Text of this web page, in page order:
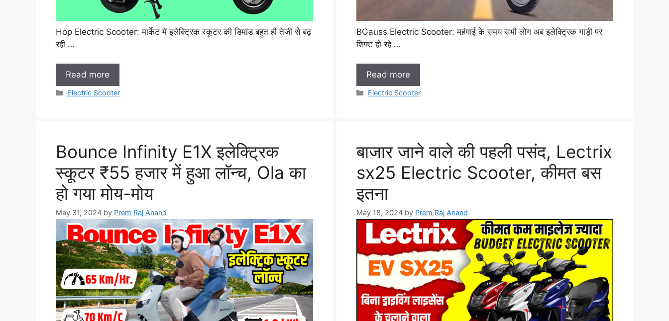
Hop Electric Scooter: मार्केट में इलेक्ट्रिक स्कूटर की डिमांड बहुत ही तेजी से बढ़
रही …
Read more
Categories
Electric Scooter
BGauss Electric Scooter: महंगाई के समय सभी लोग अब इलेक्ट्रिक गाड़ी पर
शिफ्ट हो रहे …
Read more
Categories
Electric Scooter
Bounce Infinity E1X इलेक्ट्रिक
स्कूटर ₹55 हजार में हुआ लॉन्च, Ola का
हो गया मोय-मोय
May 31, 2024 by Prem Raj Anand
बाजार जाने वाले की पहली पसंद, Lectrix
sx25 Electric Scooter, कीमत बस
इतना
May 18, 2024 by Prem Raj Anand